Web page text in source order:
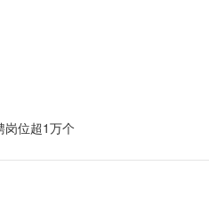
岗位超1万个